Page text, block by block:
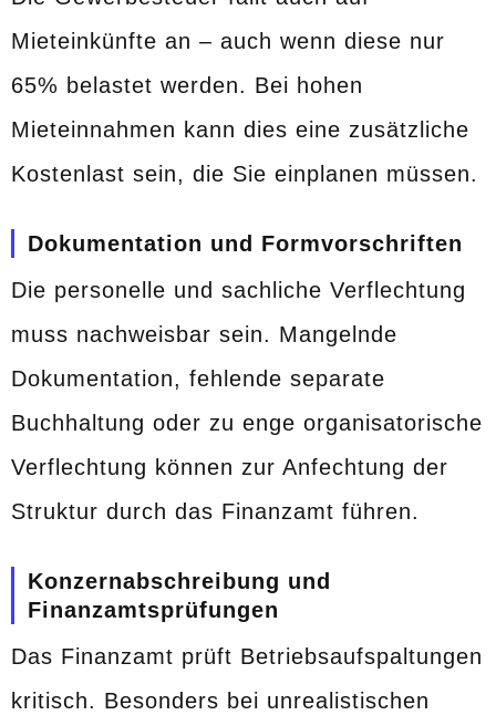
Mieteinkünfte an – auch wenn diese nur
65% belastet werden. Bei hohen
Mieteinnahmen kann dies eine zusätzliche
Kostenlast sein, die Sie einplanen müssen.
Dokumentation und Formvorschriften
Die personelle und sachliche Verflechtung
muss nachweisbar sein. Mangelnde
Dokumentation, fehlende separate
Buchhaltung oder zu enge organisatorische
Verflechtung können zur Anfechtung der
Struktur durch das Finanzamt führen.
Konzernabschreibung und
Finanzamtsprüfungen
Das Finanzamt prüft Betriebsaufspaltungen
kritisch. Besonders bei unrealistischen